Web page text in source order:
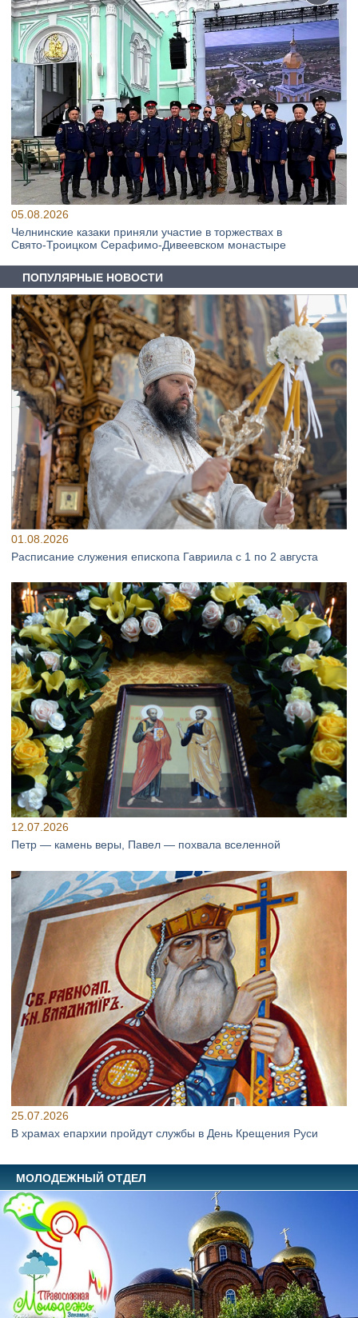
05.08.2026
Челнинские казаки приняли участие в торжествах в
Свято‑Троицком Серафимо‑Дивеевском монастыре
ПОПУЛЯРНЫЕ НОВОСТИ
01.08.2026
Расписание служения епископа Гавриила с 1 по 2 августа
12.07.2026
Петр — камень веры, Павел — похвала вселенной
25.07.2026
В храмах епархии пройдут службы в День Крещения Руси
МОЛОДЕЖНЫЙ ОТДЕЛ